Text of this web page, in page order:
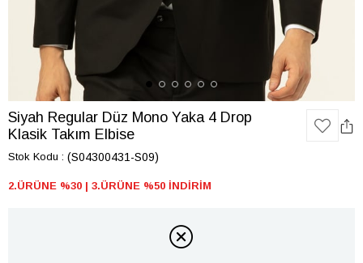
Siyah Regular Düz Mono Yaka 4 Drop
Klasik Takım Elbise
Stok Kodu (S04300431-S09)
2.ÜRÜNE %30 | 3.ÜRÜNE %50 İNDİRİM